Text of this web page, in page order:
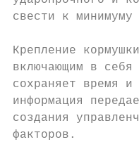
свести к
Крепление
включающим в себя
сохраняет время
информация
создания
факторов.